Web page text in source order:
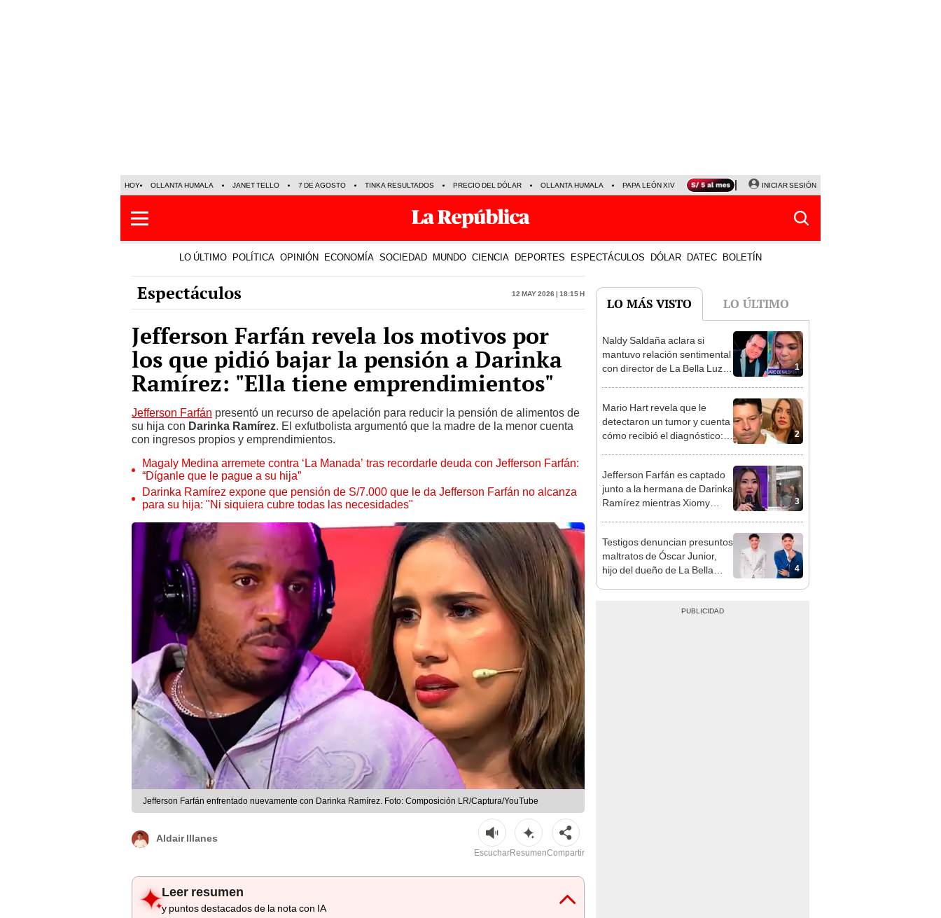
HOY OLLANTA HUMALA JANET TELLO 7 DE AGOSTO TINKA RESULTADOS PRECIO DEL DÓLAR OLLANTA HUMALA PAPA LEÓN XIV NALDY SALDAÑA LA BELLA LUZ
INICIAR SESIÓN
LO ÚLTIMO POLÍTICA OPINIÓN ECONOMÍA SOCIEDAD MUNDO CIENCIA DEPORTES ESPECTÁCULOS DÓLAR DATEC BOLETÍN
Espectáculos 12 May 2026 | 18:15 h
Jefferson Farfán revela los motivos por
los que pidió bajar la pensión a Darinka
Ramírez: "Ella tiene emprendimientos"
Jefferson Farfán presentó un recurso de apelación para reducir la pensión de alimentos de
su hija con Darinka Ramírez. El exfutbolista argumentó que la madre de la menor cuenta
con ingresos propios y emprendimientos.
Magaly Medina arremete contra ‘La Manada’ tras recordarle deuda con Jefferson Farfán:
“Díganle que le pague a su hija”
Darinka Ramírez expone que pensión de S/7.000 que le da Jefferson Farfán no alcanza
para su hija: "Ni siquiera cubre todas las necesidades"
Jefferson Farfán enfrentado nuevamente con Darinka Ramírez. Foto: Composición LR/Captura/YouTube
Aldair Illanes
EscucharResumenCompartir
Leer resumen
y puntos destacados de la nota con IA
LO MÁS VISTO LO ÚLTIMO
1
Naldy Saldaña aclara si
mantuvo relación sentimental
con director de La Bella Luz
bajo”
2
Mario Hart revela que le
detectaron un tumor y cuenta
cómo recibió el diagnóstico:
3
Jefferson Farfán es captado
junto a la hermana de Darinka
Ramírez mientras Xiomy
4
Testigos denuncian presuntos
maltratos de Óscar Junior,
hijo del dueño de La Bella